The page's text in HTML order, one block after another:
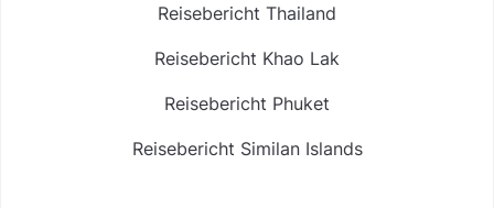
Reisebericht Thailand
Reisebericht Khao Lak
Reisebericht Phuket
Reisebericht Similan Islands